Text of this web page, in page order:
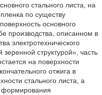
стального листа, на
по существу
основного
производства, описанном в
электротехнического
структурой», часть
на поверхности
отжига в
стального листа, а
формирования